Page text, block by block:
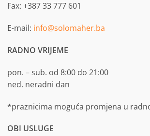
Fax: +387 33 777 601
E-mail: info@solomaher.ba
RADNO VRIJEME
pon. – sub. od 8:00 do 21:00
ned. neradni dan
*praznicima moguća promjena u
OBI USLUGE